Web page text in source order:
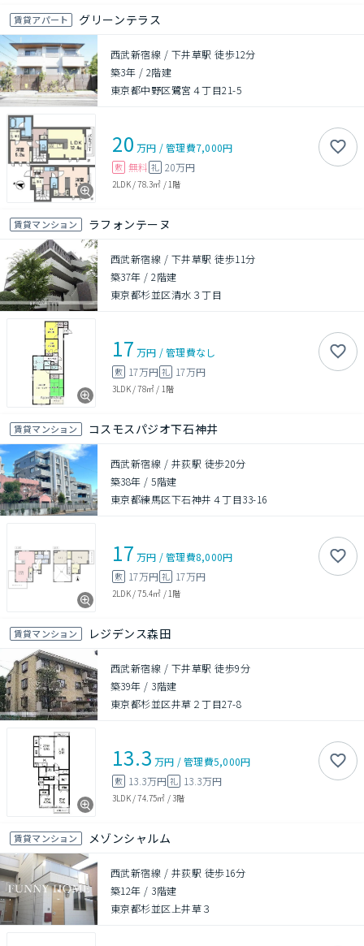
賃貸アパート グリーンテラス
西武新宿線 / 下井草駅 徒歩12分
築3年 / 2階建
東京都中野区鷺宮４丁目21-5
20 万円 /管理費7,000円
敷 無料 礼 20万円
2LDK/78.3㎡ / 1階
賃貸マンション ラフォンテーヌ
西武新宿線 / 下井草駅 徒歩11分
築37年 /2階建
東京都杉並区清水３丁目
17 万円 /管理費なし
敷 17万円 礼 17万円
3LDK/78㎡ / 1階
賃貸マンション コスモスパジオ下石神井
西武新宿線 / 井荻駅 徒歩20分
築38年 /5階建
東京都練馬区下石神井４丁目33-16
17 万円 /管理費8,000円
敷 17万円 礼 17万円
2LDK/75.4㎡ / 1階
賃貸マンション レジデンス森田
西武新宿線 / 下井草駅 徒歩9分
築39年 / 3階建
東京都杉並区井草２丁目27-8
13.3 万円 /管理費5,000円
敷 13.3万円 礼 13.3万円
3LDK/74.75㎡ /3階
賃貸マンション メゾンシャルム
西武新宿線 / 井荻駅 徒歩16分
築12年 / 3階建
東京都杉並区上井草３